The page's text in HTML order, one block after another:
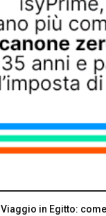
Viaggio in Egitto: